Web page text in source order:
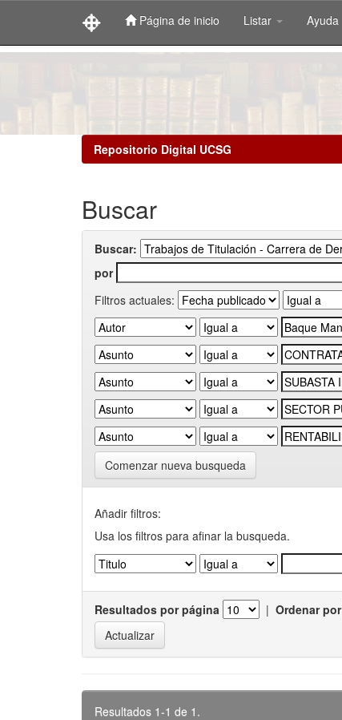
Página de inicio Listar Ayuda
Repositorio Digital UCSG
Buscar
Buscar:
por
Filtros actuales:
Comenzar nueva busqueda
Añadir filtros:
Usa los filtros para afinar la busqueda.
Resultados por página | Ordenar por
Resultados 1-1 de 1.